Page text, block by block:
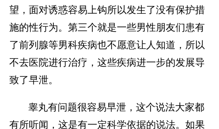
望，面对诱惑容易上钩所以发生了没有保护措
施的性行为。第三个就是一些男性朋友们患有
了前列腺等男科疾病也不愿意让人知道，所以
不去医院进行治疗，这些疾病进一步的发展导
致了早泄。
睾丸有问题很容易早泄，这个说法大家都
有所听闻，这是有一定科学依据的说法。如果